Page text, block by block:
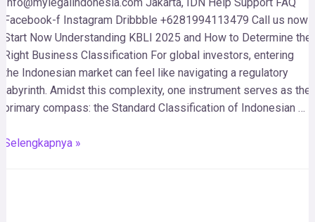
Facebook-f Instagram Dribbble +6281994113479 Call us now!
Start Now Understanding KBLI 2025 and How to Determine the
Right Business Classification For global investors, entering
the Indonesian market can feel like navigating a regulatory
labyrinth. Amidst this complexity, one instrument serves as the
primary compass: the Standard Classification of Indonesian …
Selengkapnya »